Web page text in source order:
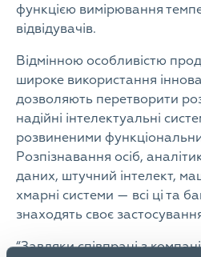
функцією вимірювання
відвідувачів.
Відмінною особливістю
широке використання
дозволяють перетворити
надійні інтелектуальні
розвиненими
Розпізнавання осіб,
даних, штучний інтелект,
хмарні системи — всі ці та
знаходять своє
“Завдяки співпраці з